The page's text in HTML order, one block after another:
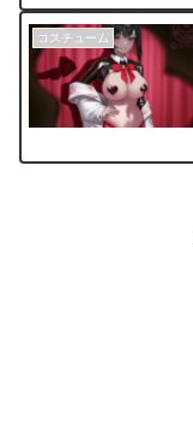
コスチューム